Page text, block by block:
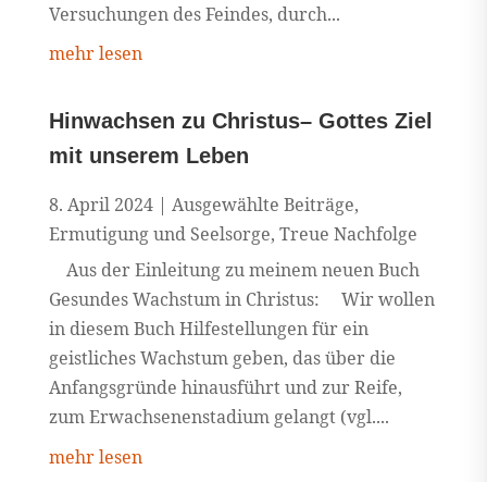
Versuchungen des Feindes, durch...
mehr lesen
Hinwachsen zu Christus– Gottes Ziel
mit unserem Leben
8. April 2024| Ausgewählte Beiträge,
Ermutigung und Seelsorge, Treue Nachfolge
Aus der Einleitung zu meinem neuen Buch
Gesundes Wachstum in Christus: Wir wollen
in diesem Buch Hilfestellungen für ein
geistliches Wachstum geben, das über die
Anfangsgründe hinausführt und zur Reife,
zum Erwachsenenstadium gelangt (vgl....
mehr lesen